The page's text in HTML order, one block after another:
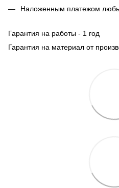
Наложенным платежом
Гарантия на работы - 1 год
Гарантия на материал от